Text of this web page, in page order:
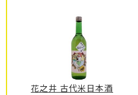
花之井 古代米日本酒